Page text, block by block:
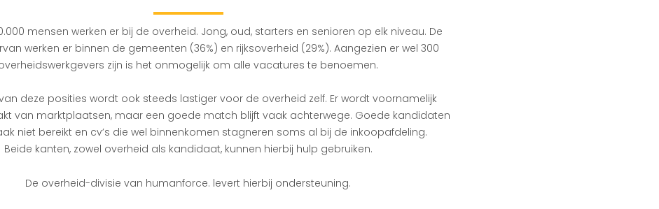
mensen werken er bij de overheid. Jong, oud, starters en senioren op elk niveau. De
werken er binnen de gemeenten (36%) en rijksoverheid (29%). Aangezien er wel 300
zijn is het onmogelijk om alle vacatures te benoemen.
deze posities wordt ook steeds lastiger voor de overheid zelf. Er wordt voornamelijk
van marktplaatsen, maar een goede match blijft vaak achterwege. Goede kandidaten
niet bereikt en cv’s die wel binnenkomen stagneren soms al bij de inkoopafdeling.
Beide kanten, zowel overheid als kandidaat, kunnen hierbij hulp gebruiken.
De overheid-divisie van humanforce. levert hierbij ondersteuning.